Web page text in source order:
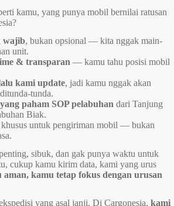
kamu, yang punya mobil bernilai ratusan
wajib, bukan opsional — kita nggak main-
unit.
& transparan — kamu tahu posisi mobil
kami update, jadi kamu nggak akan
tunda.
paham SOP pelabuhan dari Tanjung
Biak.
khusus untuk pengiriman mobil — bukan
sibuk, dan gak punya waktu untuk
cukup kamu kirim data, kami yang urus
kamu tetap fokus dengan urusan
yang asal janji. Di Cargonesia, kami